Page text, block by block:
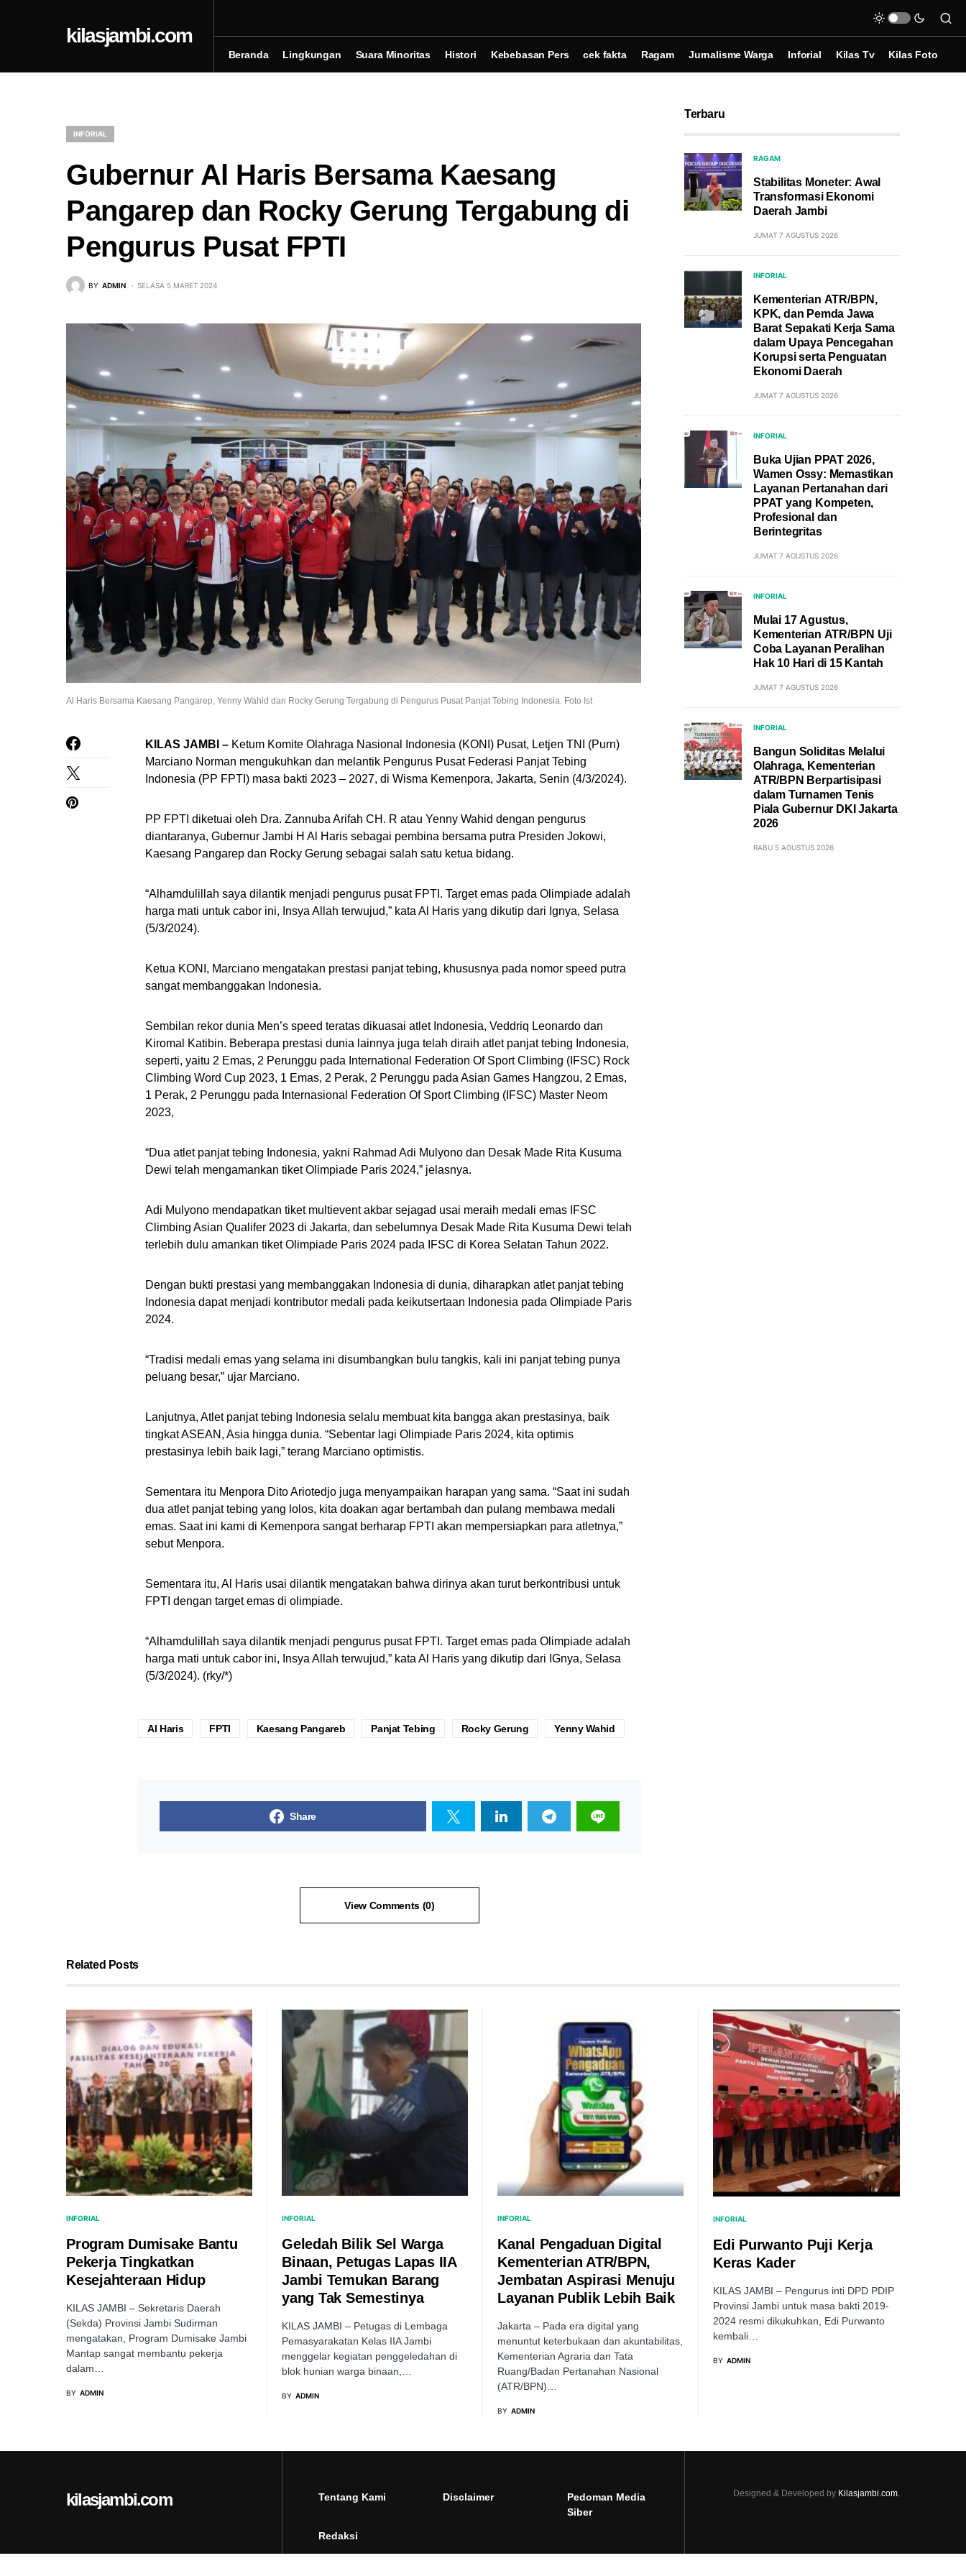
kilasjambi.com
Beranda Lingkungan Suara Minoritas Histori Kebebasan Pers cek fakta Ragam Jurnalisme Warga Inforial Kilas Tv Kilas Foto
INFORIAL
Gubernur Al Haris Bersama Kaesang
Pangarep dan Rocky Gerung Tergabung di
Pengurus Pusat FPTI
BY ADMIN SELASA 5 MARET 2024
Al Haris Bersama Kaesang Pangarep, Yenny Wahid dan Rocky Gerung Tergabung di Pengurus Pusat Panjat Tebing Indonesia. Foto Ist
KILAS JAMBI – Ketum Komite Olahraga Nasional Indonesia (KONI) Pusat, Letjen TNI (Purn)
Marciano Norman mengukuhkan dan melantik Pengurus Pusat Federasi Panjat Tebing
Indonesia (PP FPTI) masa bakti 2023 – 2027, di Wisma Kemenpora, Jakarta, Senin (4/3/2024).
PP FPTI diketuai oleh Dra. Zannuba Arifah CH. R atau Yenny Wahid dengan pengurus
diantaranya, Gubernur Jambi H Al Haris sebagai pembina bersama putra Presiden Jokowi,
Kaesang Pangarep dan Rocky Gerung sebagai salah satu ketua bidang.
“Alhamdulillah saya dilantik menjadi pengurus pusat FPTI. Target emas pada Olimpiade adalah
harga mati untuk cabor ini, Insya Allah terwujud,” kata Al Haris yang dikutip dari Ignya, Selasa
(5/3/2024).
Ketua KONI, Marciano mengatakan prestasi panjat tebing, khususnya pada nomor speed putra
sangat membanggakan Indonesia.
Sembilan rekor dunia Men’s speed teratas dikuasai atlet Indonesia, Veddriq Leonardo dan
Kiromal Katibin. Beberapa prestasi dunia lainnya juga telah diraih atlet panjat tebing Indonesia,
seperti, yaitu 2 Emas, 2 Perunggu pada International Federation Of Sport Climbing (IFSC) Rock
Climbing Word Cup 2023, 1 Emas, 2 Perak, 2 Perunggu pada Asian Games Hangzou, 2 Emas,
1 Perak, 2 Perunggu pada Internasional Federation Of Sport Climbing (IFSC) Master Neom
2023,
“Dua atlet panjat tebing Indonesia, yakni Rahmad Adi Mulyono dan Desak Made Rita Kusuma
Dewi telah mengamankan tiket Olimpiade Paris 2024,” jelasnya.
Adi Mulyono mendapatkan tiket multievent akbar sejagad usai meraih medali emas IFSC
Climbing Asian Qualifer 2023 di Jakarta, dan sebelumnya Desak Made Rita Kusuma Dewi telah
terlebih dulu amankan tiket Olimpiade Paris 2024 pada IFSC di Korea Selatan Tahun 2022.
Dengan bukti prestasi yang membanggakan Indonesia di dunia, diharapkan atlet panjat tebing
Indonesia dapat menjadi kontributor medali pada keikutsertaan Indonesia pada Olimpiade Paris
2024.
“Tradisi medali emas yang selama ini disumbangkan bulu tangkis, kali ini panjat tebing punya
peluang besar,” ujar Marciano.
Lanjutnya, Atlet panjat tebing Indonesia selalu membuat kita bangga akan prestasinya, baik
tingkat ASEAN, Asia hingga dunia. “Sebentar lagi Olimpiade Paris 2024, kita optimis
prestasinya lebih baik lagi,” terang Marciano optimistis.
Sementara itu Menpora Dito Ariotedjo juga menyampaikan harapan yang sama. “Saat ini sudah
dua atlet panjat tebing yang lolos, kita doakan agar bertambah dan pulang membawa medali
emas. Saat ini kami di Kemenpora sangat berharap FPTI akan mempersiapkan para atletnya,”
sebut Menpora.
Sementara itu, Al Haris usai dilantik mengatakan bahwa dirinya akan turut berkontribusi untuk
FPTI dengan target emas di olimpiade.
“Alhamdulillah saya dilantik menjadi pengurus pusat FPTI. Target emas pada Olimpiade adalah
harga mati untuk cabor ini, Insya Allah terwujud,” kata Al Haris yang dikutip dari IGnya, Selasa
(5/3/2024). (rky/*)
Al Haris FPTI Kaesang Pangareb Panjat Tebing Rocky Gerung Yenny Wahid
Share
View Comments (0)
Terbaru
RAGAM
Stabilitas Moneter: Awal
Transformasi Ekonomi
Daerah Jambi
JUMAT 7 AGUSTUS 2026
INFORIAL
Kementerian ATR/BPN,
KPK, dan Pemda Jawa
Barat Sepakati Kerja Sama
dalam Upaya Pencegahan
Korupsi serta Penguatan
Ekonomi Daerah
JUMAT 7 AGUSTUS 2026
INFORIAL
Buka Ujian PPAT 2026,
Wamen Ossy: Memastikan
Layanan Pertanahan dari
PPAT yang Kompeten,
Profesional dan
Berintegritas
JUMAT 7 AGUSTUS 2026
INFORIAL
Mulai 17 Agustus,
Kementerian ATR/BPN Uji
Coba Layanan Peralihan
Hak 10 Hari di 15 Kantah
JUMAT 7 AGUSTUS 2026
INFORIAL
Bangun Soliditas Melalui
Olahraga, Kementerian
ATR/BPN Berpartisipasi
dalam Turnamen Tenis
Piala Gubernur DKI Jakarta
2026
RABU 5 AGUSTUS 2026
Related Posts
INFORIAL
Program Dumisake Bantu
Pekerja Tingkatkan
Kesejahteraan Hidup
KILAS JAMBI – Sekretaris Daerah
(Sekda) Provinsi Jambi Sudirman
mengatakan, Program Dumisake Jambi
Mantap sangat membantu pekerja
dalam…
BY ADMIN
INFORIAL
Geledah Bilik Sel Warga
Binaan, Petugas Lapas IIA
Jambi Temukan Barang
yang Tak Semestinya
KILAS JAMBI – Petugas di Lembaga
Pemasyarakatan Kelas IIA Jambi
menggelar kegiatan penggeledahan di
blok hunian warga binaan,…
BY ADMIN
INFORIAL
Kanal Pengaduan Digital
Kementerian ATR/BPN,
Jembatan Aspirasi Menuju
Layanan Publik Lebih Baik
Jakarta – Pada era digital yang
menuntut keterbukaan dan akuntabilitas,
Kementerian Agraria dan Tata
Ruang/Badan Pertanahan Nasional
(ATR/BPN)…
BY ADMIN
INFORIAL
Edi Purwanto Puji Kerja
Keras Kader
KILAS JAMBI – Pengurus inti DPD PDIP
Provinsi Jambi untuk masa bakti 2019-
2024 resmi dikukuhkan, Edi Purwanto
kembali…
BY ADMIN
kilasjambi.com Tentang Kami Disclaimer
Pedoman Media
Siber
Redaksi
Designed & Developed by Kilasjambi.com.